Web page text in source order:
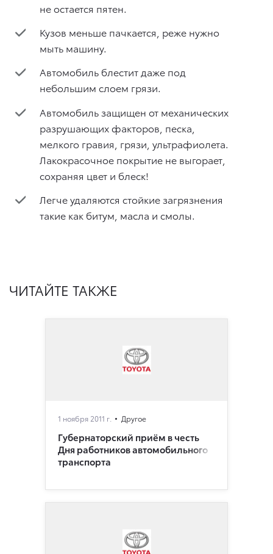
не остается пятен.
Кузов меньше пачкается, реже нужно
мыть машину.
Автомобиль блестит даже под
небольшим слоем грязи.
Автомобиль защищен от механических
разрушающих факторов, песка,
мелкого гравия, грязи, ультрафиолета.
Лакокрасочное покрытие не выгорает,
сохраняя цвет и блеск!
Легче удаляются стойкие загрязнения
такие как битум, масла и смолы.
ЧИТАЙТЕ ТАКЖЕ
1 ноября 2011 г. Другое
Губернаторский приём в честь
Дня работников автомобильного
транспорта